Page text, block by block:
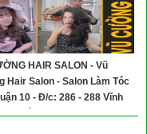
HAIR SALON - Vũ
Hair Salon - Salon Làm Tóc
10 - Đ/c: 286 - 288 Vĩnh
Quận 10 - Tel: 0938445850